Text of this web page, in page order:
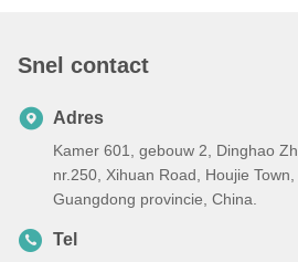
Snel contact
Adres
Kamer 601, gebouw 2, Dinghao
nr.250, Xihuan Road, Houjie Town,
Guangdong provincie, China.
Tel